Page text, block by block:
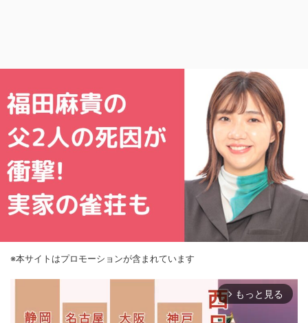
※本サイトはプロモーションが含まれています
arrow_forward_ios もっと見る